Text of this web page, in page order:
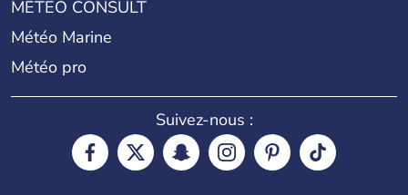
METEO CONSULT
Météo Marine
Météo pro
Suivez-nous :